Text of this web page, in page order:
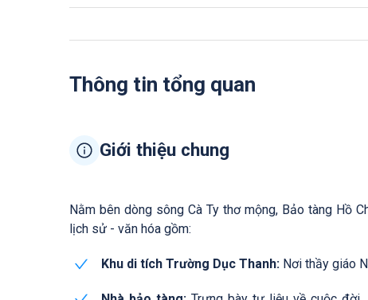
Thông tin tổng quan
Giới thiệu chung
Nằm bên dòng sông Cà Ty thơ mộng, Bảo tàng Hồ
lịch sử - văn hóa gồm:
Khu di tích Trường Dục Thanh: Nơi thầy giáo